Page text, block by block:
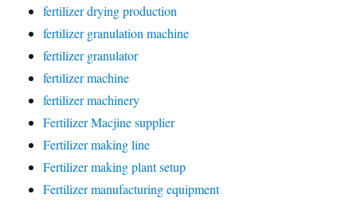
fertilizer drying production
fertilizer granulation machine
fertilizer granulator
fertilizer machine
fertilizer machinery
Fertilizer Macjine supplier
Fertilizer making line
Fertilizer making plant setup
Fertilizer manufacturing equipment